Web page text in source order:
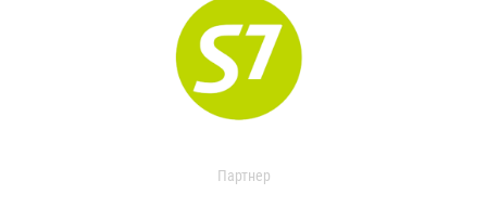
Партнер